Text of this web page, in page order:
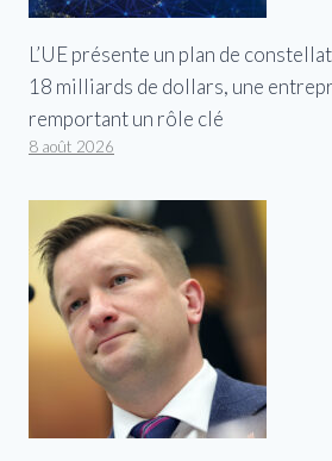
L’UE présente un plan de
18 milliards de dollars, une
remportant un rôle clé
8 août 2026